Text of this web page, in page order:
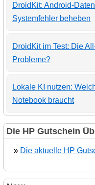
DroidKit: Android-
Systemfehler beheben
DroidKit im Test: Die
Probleme?
Lokale KI nutzen:
Notebook braucht
Die HP Gutschein
» Die aktuelle HP